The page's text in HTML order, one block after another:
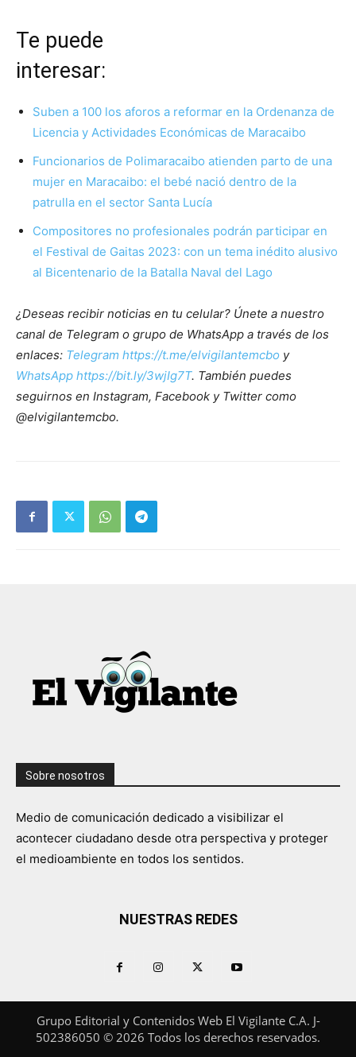
Te puede
Suben a 100 los aforos a reformar en la Ordenanza de
Licencia y Actividades Económicas de Maracaibo
Funcionarios de Polimaracaibo atienden parto de una
mujer en Maracaibo: el bebé nació dentro de la
patrulla en el sector Santa Lucía
Compositores no profesionales podrán participar en
el Festival de Gaitas 2023: con un tema inédito alusivo
al Bicentenario de la Batalla Naval del Lago
¿Deseas recibir noticias en tu celular? Únete a nuestro
canal de Telegram o grupo de WhatsApp a través de los
enlaces: Telegram https://t.me/elvigilantemcbo y
WhatsApp https://bit.ly/3wjIg7T. También puedes
seguirnos en Instagram, Facebook y Twitter como
@elvigilantemcbo.
Sobre nosotros
Medio de comunicación dedicado a visibilizar el
acontecer ciudadano desde otra perspectiva y proteger
el medioambiente en todos los sentidos.
NUESTRAS REDES
Grupo Editorial y Contenidos Web El Vigilante C.A. J-
502386050 © 2026 Todos los derechos reservados.